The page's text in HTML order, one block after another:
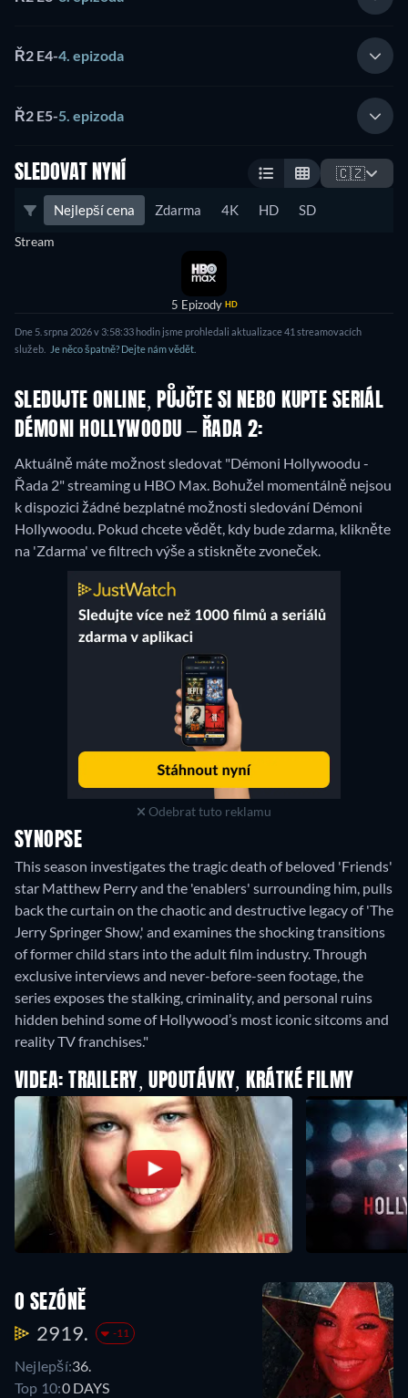
Ř2 E4-4. epizoda
Ř2 E5-5. epizoda
SLEDOVAT NYNÍ 🇨🇿
Nejlepší cena Zdarma 4K HD SD
Stream
5 Epizody HD
Dne 5. srpna 2026 v 3:58:33 hodin jsme prohledali aktualizace 41 streamovacích
služeb.
Je něco špatně? Dejte nám vědět.
SLEDUJTE ONLINE, PŮJČTE SI NEBO KUPTE SERIÁL
DÉMONI HOLLYWOODU – ŘADA 2:
Aktuálně máte možnost sledovat "Démoni Hollywoodu -
Řada 2" streaming u HBO Max. Bohužel momentálně nejsou
k dispozici žádné bezplatné možnosti sledování Démoni
Hollywoodu. Pokud chcete vědět, kdy bude zdarma, klikněte
na 'Zdarma' ve filtrech výše a stiskněte zvoneček.
Odebrat tuto reklamu
SYNOPSE
This season investigates the tragic death of beloved 'Friends'
star Matthew Perry and the 'enablers' surrounding him, pulls
back the curtain on the chaotic and destructive legacy of 'The
Jerry Springer Show,' and examines the shocking transitions
of former child stars into the adult film industry. Through
exclusive interviews and never-before-seen footage, the
series exposes the stalking, criminality, and personal ruins
hidden behind some of Hollywood’s most iconic sitcoms and
reality TV franchises."
VIDEA: TRAILERY, UPOUTÁVKY, KRÁTKÉ FILMY
O SEZÓNĚ
2919. -11
Nejlepší:36.
Top 10:0 DAYS